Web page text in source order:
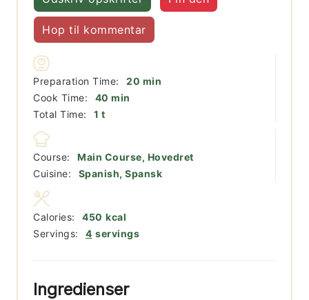
Hop til kommentar
Preparation Time: 20 minutter
min
Cook Time:
40 minutter
min
Total Time:
1 time
t
Course:
Main Course, Hovedret
Cuisine:
Spanish, Spansk
Servings: 4 servings
Calories: 450 kcal
Ingredienser